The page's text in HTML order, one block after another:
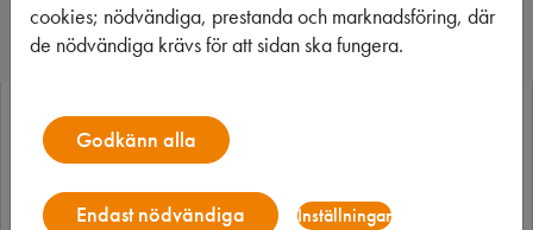
cookies; nödvändiga, prestanda och marknadsföring, där
de nödvändiga krävs för att sidan ska fungera.
Godkänn alla
Endast nödvändiga Inställningar